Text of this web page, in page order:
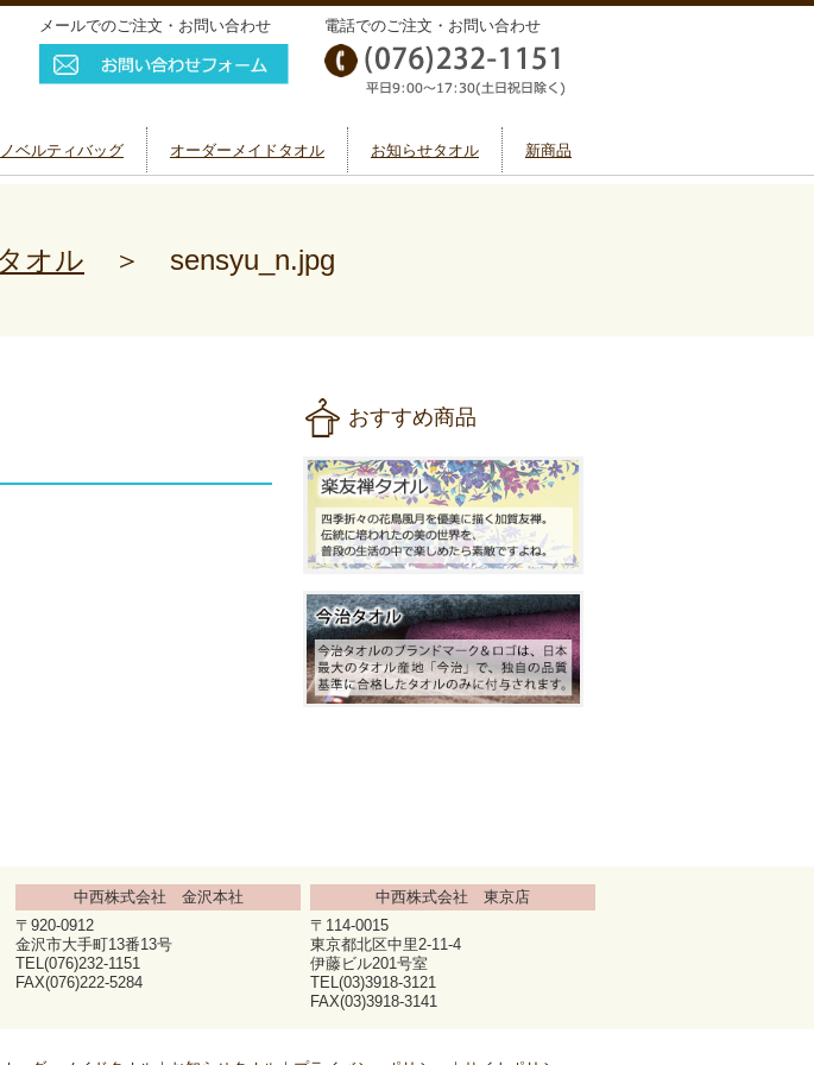
メールでのご注文・お問い合わせ 電話でのご注文・お問い合わせ
ノベルティバッグ オーダーメイドタオル お知らせタオル 新商品
オル ＞ sensyu_n.jpg
おすすめ商品
中西株式会社 金沢本社
〒920-0912
金沢市大手町13番13号
TEL(076)232-1151
FAX(076)222-5284
中西株式会社 東京店
〒114-0015
東京都北区中里2-11-4
伊藤ビル201号室
TEL(03)3918-3121
FAX(03)3918-3141